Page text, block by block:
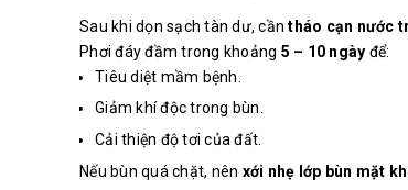
Sau khi dọn sạch tàn dư, cầntháo cạn nước
Phơi đáy đầm trong khoảng 5 – 10 ngày để:
Tiêu diệt mầm bệnh.
Giảm khí độc trong bùn.
Cải thiện độ tơi của đất.
Nếu bùn quá chặt, nên xới nhẹ lớp bùn mặt